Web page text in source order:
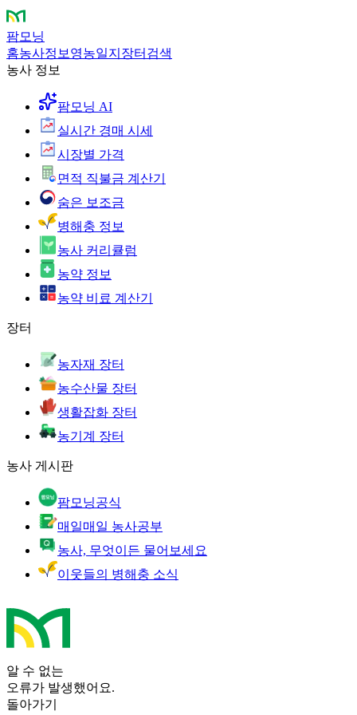
팜모닝
홈농사정보 영농일지 장터 검색
농사 정보
팜모닝 AI
실시간 경매 시세
시장별 가격
면적 직불금 계산기
숨은 보조금
병해충 정보
농사 커리큘럼
농약 정보
농약 비료 계산기
장터
농자재 장터
농수산물 장터
생활잡화 장터
농기계 장터
농사 게시판
팜모닝공식
매일매일 농사공부
농사, 무엇이든 물어보세요
이웃들의 병해충 소식
알 수 없는
오류가 발생했어요.
돌아가기